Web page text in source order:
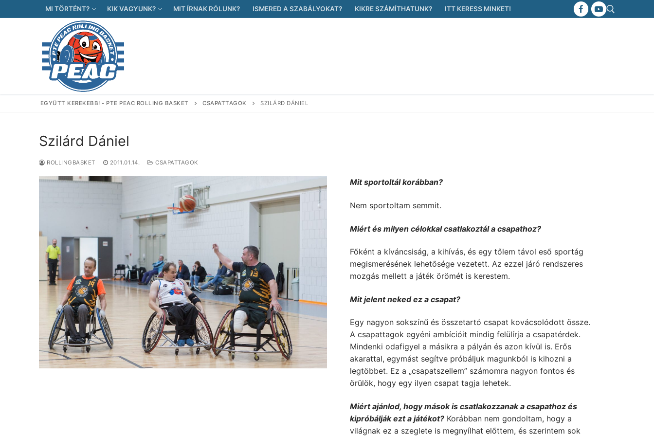
a
MI TÖRTÉNT? KIK VAGYUNK? MIT ÍRNAK RÓLUNK? ISMERED A SZABÁLYOKAT? KIKRE SZÁMÍTHATUNK? ITT KERESS MINKET!
EGYÜTT KEREKEBB! - PTE PEAC ROLLING BASKET CSAPATTAGOK SZILÁRD DÁNIEL
Szilárd Dániel
ROLLINGBASKET 2011.01.14. CSAPATTAGOK
Mit sportoltál korábban?
Nem sportoltam semmit.
Miért és milyen célokkal csatlakoztál a csapathoz?
Főként a kíváncsiság, a kihívás, és egy tőlem távol eső sportág
megismerésének lehetősége vezetett. Az ezzel járó rendszeres
mozgás mellett a játék örömét is kerestem.
Mit jelent neked ez a csapat?
Egy nagyon sokszínű és összetartó csapat kovácsolódott össze.
A csapattagok egyéni ambícióit mindig felülírja a csapatérdek.
Mindenki odafigyel a másikra a pályán és azon kívül is. Erős
akarattal, egymást segítve próbáljuk magunkból is kihozni a
legtöbbet. Ez a „csapatszellem” számomra nagyon fontos és
örülök, hogy egy ilyen csapat tagja lehetek.
Miért ajánlod, hogy mások is csatlakozzanak a csapathoz és
kipróbálják ezt a játékot? Korábban nem gondoltam, hogy a
világnak ez a szeglete is megnyílhat előttem, és szerintem sok